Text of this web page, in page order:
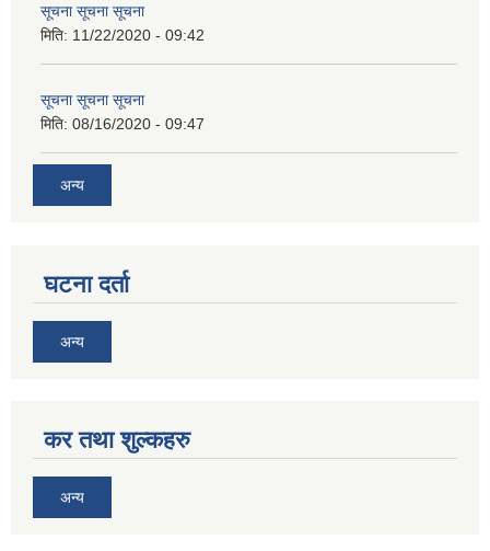
सूचना सूचना सूचना
मिति: 11/22/2020 - 09:42
सूचना सूचना सूचना
मिति: 08/16/2020 - 09:47
अन्य
घटना दर्ता
अन्य
कर तथा शुल्कहरु
अन्य